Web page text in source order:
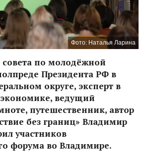
Фото: Наталья Ларина
совета по молодёжной
Президента РФ в
округе, эксперт в
ведущий
путешественник, автор
без границ» Владимир
участников
форума во Владимире.